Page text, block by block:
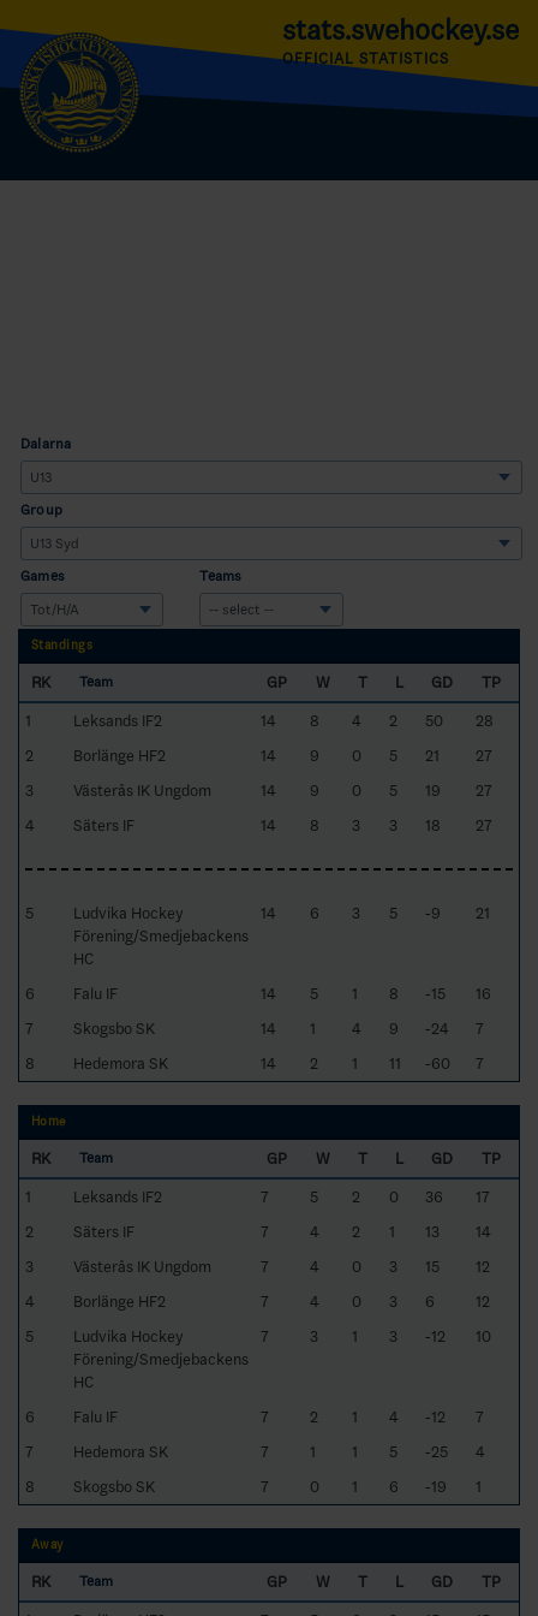
stats.swehockey.se
OFFICIAL STATISTICS
Dalarna
Group
Games Teams
Standings
RK Team GP W T L GD
TP
1
Leksands IF2 14 8 4 2 50
28
2
Borlänge HF2 14 9 0 5 21
27
3
Västerås IK Ungdom 14 9 0 5 19
27
4
Säters IF 14 8 3 3 18 27
5
Ludvika Hockey
Förening/Smedjebackens
HC
14 6 3 5 -9 21
6 Falu IF 14 5 1 8 -15
16
7
Skogsbo SK 14 1 4 9 -24
7
8
Hedemora SK 14 2 1 11 -60 7
Home
RK Team GP W T L GD
TP
1
Leksands IF2 7 5 2 0 36
17
2
Säters IF 7 4 2 1 13
14
3
Västerås IK Ungdom 7 4 0 3 15
12
4
Borlänge HF2 7 4 0 3 6
12
5
Ludvika Hockey
Förening/Smedjebackens
HC
7 3 1 3 -12 10
6 Falu IF 7 2 1 4 -12
7
7
Hedemora SK 7 1 1 5 -25
4
8
Skogsbo SK 7 0 1 6 -19 1
Away
RK Team GP W T L GD
TP